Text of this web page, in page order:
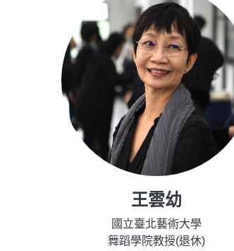
王雲幼
國立臺北藝術大學
舞蹈學院教授(退休)